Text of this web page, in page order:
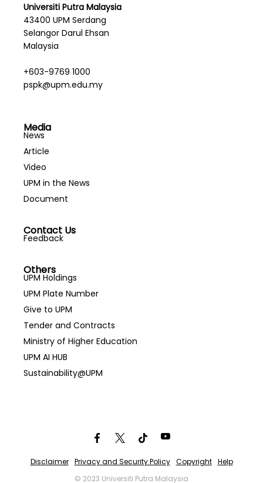
Universiti Putra Malaysia
43400 UPM Serdang
Selangor Darul Ehsan
Malaysia
+603-9769 1000
pspk@upm.edu.my
Media
News
Article
Video
UPM in the News
Document
Contact Us
Feedback
Others
UPM Holdings
UPM Plate Number
Give to UPM
Tender and Contracts
Ministry of Higher Education
UPM AI HUB
Sustainability@UPM
Disclaimer Privacy and Security Policy Copyright
Help
© 2023 Universiti Putra Malaysia